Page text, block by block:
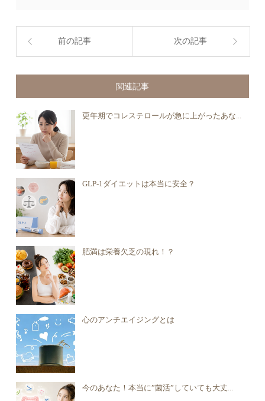
前の記事 次の記事
関連記事
更年期でコレステロールが急に上がったあな...
GLP-1ダイエットは本当に安全？
肥満は栄養欠乏の現れ！？
心のアンチエイジングとは
今のあなた！本当に”菌活”していても大丈...